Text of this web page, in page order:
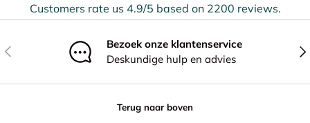
Customers rate us 4.9/5 based on 2200 reviews.
Vorige
Bezoek onze klantenservice
Deskundige hulp en advies
Terug naar boven